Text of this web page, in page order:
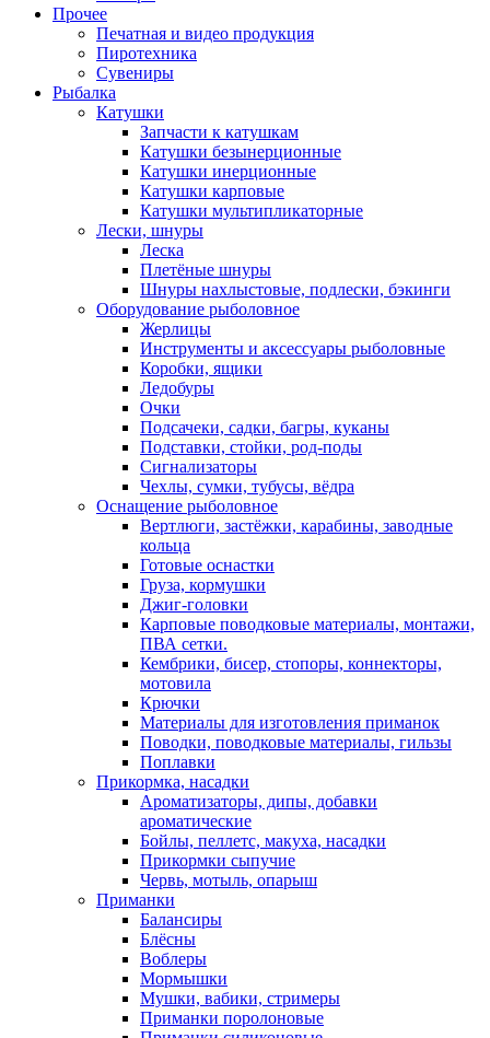
Прочее
Печатная и видео продукция
Пиротехника
Сувениры
Рыбалка
Катушки
Запчасти к катушкам
Катушки безынерционные
Катушки инерционные
Катушки карповые
Катушки мультипликаторные
Лески, шнуры
Леска
Плетёные шнуры
Шнуры нахлыстовые, подлески, бэкинги
Оборудование рыболовное
Жерлицы
Инструменты и аксессуары рыболовные
Коробки, ящики
Ледобуры
Очки
Подсачеки, садки, багры, куканы
Подставки, стойки, род-поды
Сигнализаторы
Чехлы, сумки, тубусы, вёдра
Оснащение рыболовное
Вертлюги, застёжки, карабины, заводные
кольца
Готовые оснастки
Груза, кормушки
Джиг-головки
Карповые поводковые материалы, монтажи,
ПВА сетки.
Кембрики, бисер, стопоры, коннекторы,
мотовила
Крючки
Материалы для изготовления приманок
Поводки, поводковые материалы, гильзы
Поплавки
Прикормка, насадки
Ароматизаторы, дипы, добавки
ароматические
Бойлы, пеллетс, макуха, насадки
Прикормки сыпучие
Червь, мотыль, опарыш
Приманки
Балансиры
Блёсны
Воблеры
Мормышки
Мушки, вабики, стримеры
Приманки поролоновые